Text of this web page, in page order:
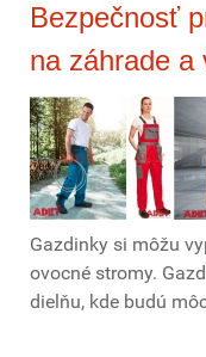
Bezpečnosť
na záhrade a
Gazdinky si môžu
ovocné stromy.
dielňu, kde budú